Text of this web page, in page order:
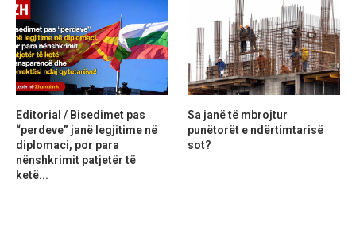
Editorial / Bisedimet pas
“perdeve” janë legjitime në
diplomaci, por para
nënshkrimit patjetër të
ketë...
Sa janë të mbrojtur
punëtorët e ndërtimtarisë
sot?